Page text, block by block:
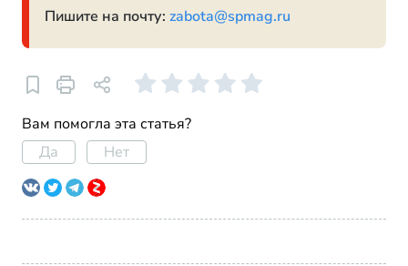
Пишите на почту: zabota@spmag.ru
Вам помогла эта статья?
Да
Нет